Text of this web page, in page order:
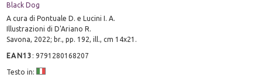
Black Dog
A cura di Pontuale D. e Lucini I. A.
Illustrazioni di D'Ariano R.
Savona, 2022; br., pp. 192, ill., cm 14x21.
EAN13 :9791280168207
Testo in: